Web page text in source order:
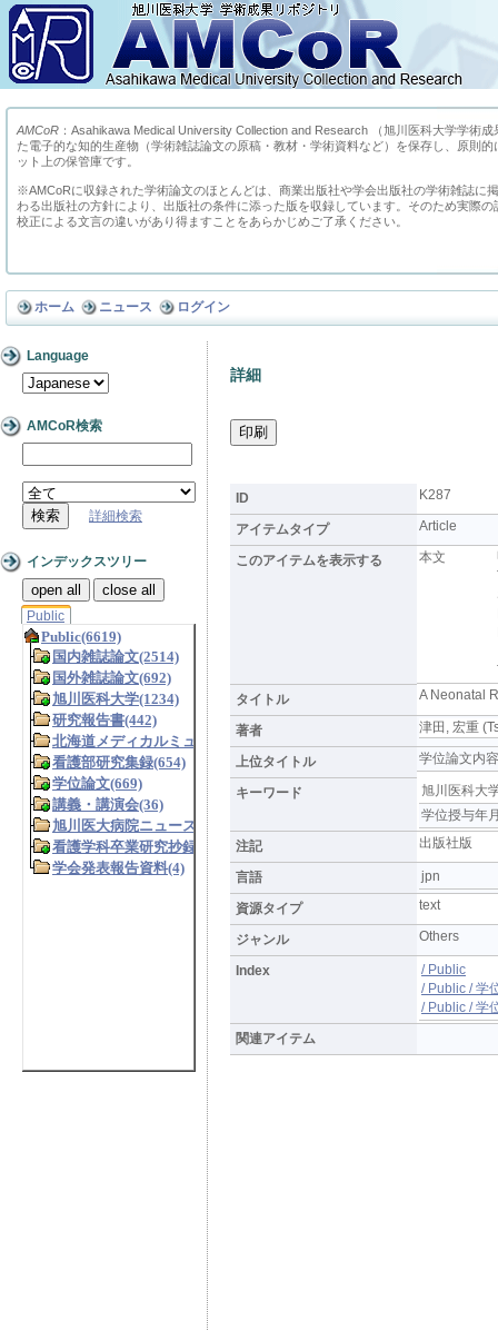
AMCoR ：Asahikawa Medical University Collection and Research （旭川医科大学学術
た電子的な知的生産物（学術雑誌論文の原稿・教材・学術資料など）を保存し、原則
ット上の保管庫です。
※AMCoRに収録された学術論文のほとんどは、商業出版社や学会出版社の学術雑誌に
わる出版社の方針により、出版社の条件に添った版を収録しています。そのため実際
校正による文言の違いがあり得ますことをあらかじめご了承ください。
ホーム ニュース ログイン
Language
AMCoR検索
詳細検索
インデックスツリー
open all close all
Public
詳細
ID K287
アイテムタイプ Article
このアイテムを表示する 本文
タイトル
A Neonatal
著者 津田, 宏重
上位タイトル 学位論文内
キーワード
旭川医科大
学位授与年
注記
出版社版
言語 jpn
資源タイプ text
ジャンル Others
Index
/ Public
/ Public / 学
/ Public / 学
関連アイテム